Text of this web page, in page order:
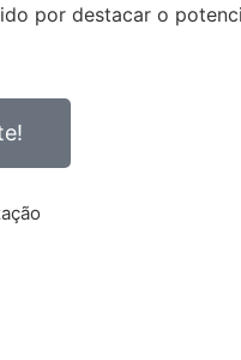
por destacar o